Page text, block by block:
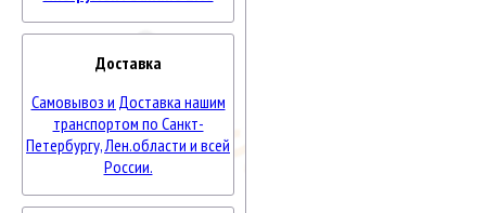
Доставка
Самовывоз и Доставка нашим
транспортом по Санкт-
Петербургу, Лен.области и всей
России.